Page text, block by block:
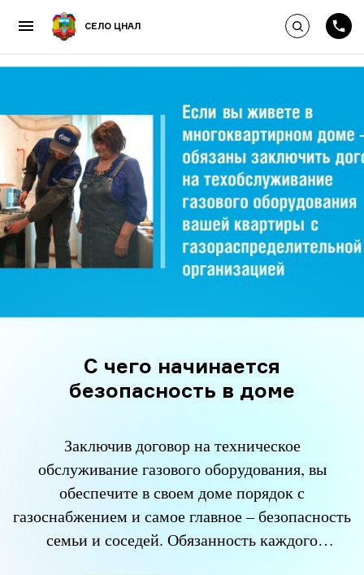
СЕЛО ЦНАЛ Выполнить
С чего начинается
безопасность в доме
Заключив договор на техническое
обслуживание газового оборудования, вы
обеспечите в своем доме порядок с
газоснабжением и самое главное – безопасность
семьи и соседей. Обязанность каждого